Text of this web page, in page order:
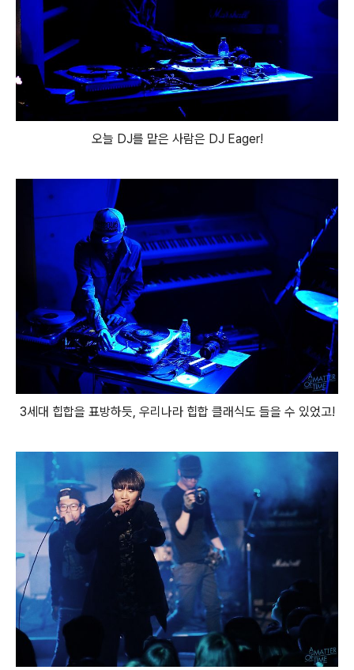
오늘 DJ를 맡은 사람은 DJ Eager!
3세대 힙합을 표방하듯, 우리나라 힙합 클래식도 들을 수 있었고!